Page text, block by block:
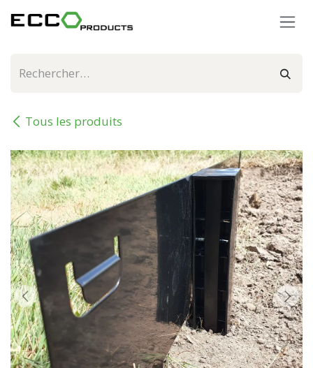
Tous les produits